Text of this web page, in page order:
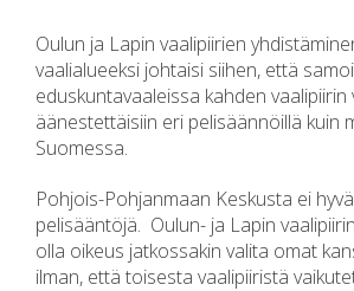
Oulun ja Lapin vaalipiirien
vaalialueeksi johtaisi siihen, että
eduskuntavaaleissa kahden vaalipiirin
äänestettäisiin eri pelisäännöillä kuin
Suomessa.
Pohjois-Pohjanmaan Keskusta ei
pelisääntöjä. Oulun- ja Lapin
olla oikeus jatkossakin valita omat
ilman, että toisesta vaalipiiristä